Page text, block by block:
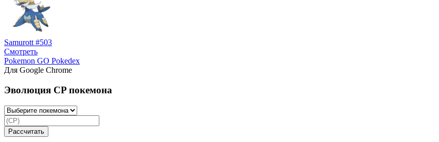
Samurott #503
Смотреть
Pokemon GO Pokedex
Для Google Chrome
Эволюция CP покемона